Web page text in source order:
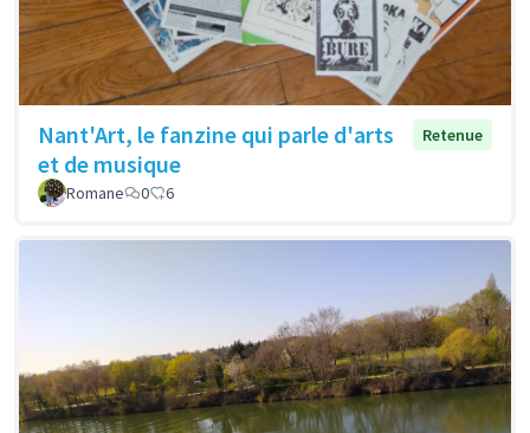
Nant'Art, le fanzine qui parle d'arts
et de musique
Retenue
Romane 0 6